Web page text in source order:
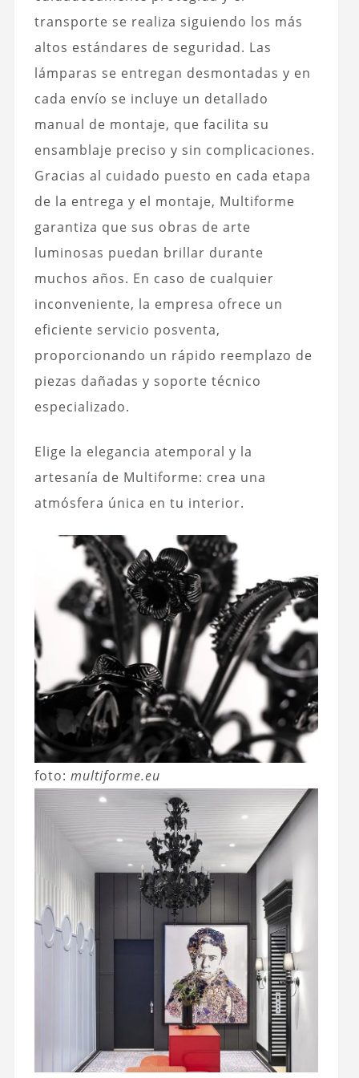
transporte se realiza siguiendo los más
altos estándares de seguridad. Las
lámparas se entregan desmontadas y en
cada envío se incluye un detallado
manual de montaje, que facilita su
ensamblaje preciso y sin complicaciones.
Gracias al cuidado puesto en cada etapa
de la entrega y el montaje, Multiforme
garantiza que sus obras de arte
luminosas puedan brillar durante
muchos años. En caso de cualquier
inconveniente, la empresa ofrece un
eficiente servicio posventa,
proporcionando un rápido reemplazo de
piezas dañadas y soporte técnico
especializado.
Elige la elegancia atemporal y la
artesanía de Multiforme: crea una
atmósfera única en tu interior.
foto: multiforme.eu